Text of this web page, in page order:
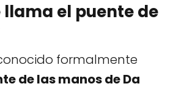
llama el puente de
formalmente
de las manos de Da